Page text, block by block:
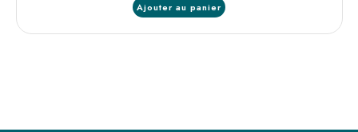
Ajouter au panier